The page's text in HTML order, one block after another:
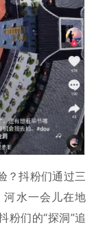
？抖粉们通过三
水一会儿在地
粉们的“探洞”追